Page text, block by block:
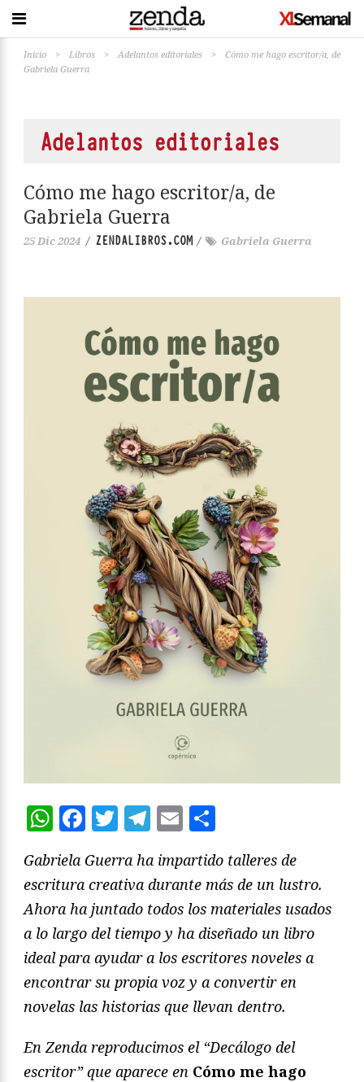
Inicio > Libros > Adelantos editoriales >
Cómo me hago escritor/a, de
Gabriela Guerra
Adelantos editoriales
Cómo me hago escritor/a, de
Gabriela Guerra
25 Dic 2024 / ZENDALIBROS.COM/ Gabriela Guerra
WhatsApp
Facebook
Twitter
Telegram
Email
Gabriela Guerra ha impartido talleres de
escritura creativa durante más de un lustro.
Ahora ha juntado todos los materiales usados
a lo largo del tiempo y ha diseñado un libro
ideal para ayudar a los escritores noveles a
encontrar su propia voz y a convertir en
novelas las historias que llevan dentro.
En Zenda reproducimos el “Decálogo del
escritor” que aparece en Cómo me hago